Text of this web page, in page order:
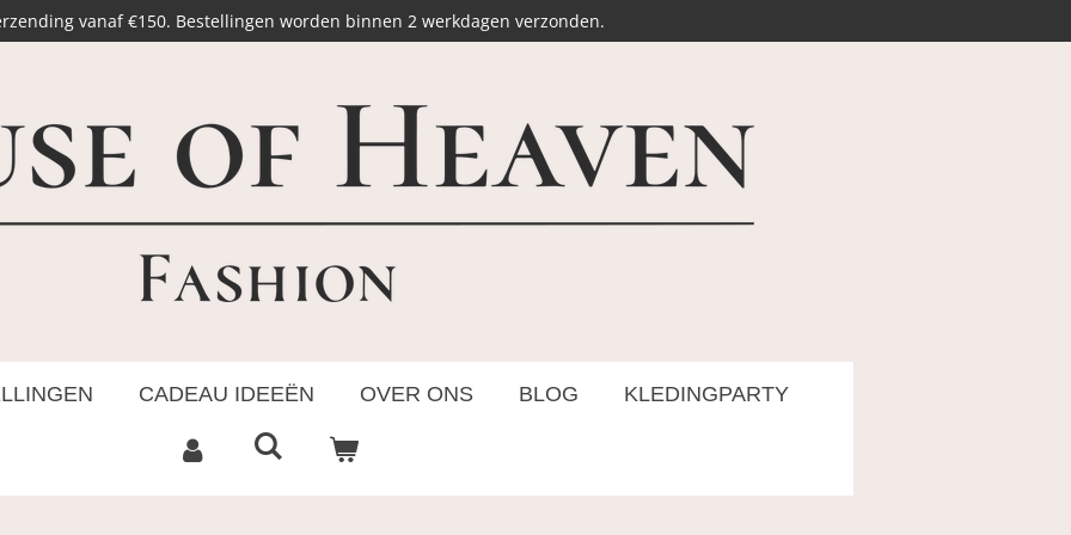
vanaf €150. Bestellingen worden binnen 2 werkdagen verzonden.
CADEAU IDEEËN OVER ONS BLOG KLEDINGPARTY